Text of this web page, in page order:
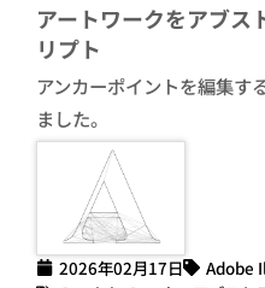
アートワークをアブス
リプト
アンカーポイントを編集す
ました。
2026年02月17日
Adobe